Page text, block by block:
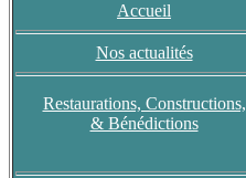
Accueil
Nos actualités
Restaurations, Constructions,
& Bénédictions